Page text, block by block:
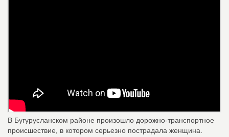
В Бугурусланском районе произошло дорожно-транспортное
происшествие, в котором серьезно пострадала женщина.